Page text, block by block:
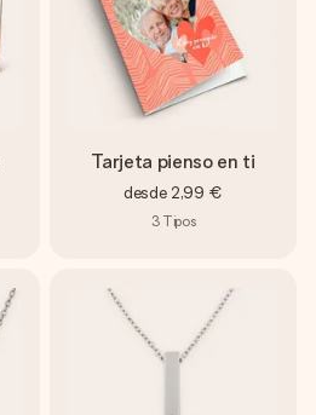
Tarjeta pienso en ti
desde 2,99 €
3 Tipos